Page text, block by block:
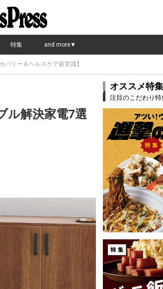
特集 and more▼
リー＆ヘルスケア新常識】
ル解決家電7選
オススメ特集
注目のこだわり特